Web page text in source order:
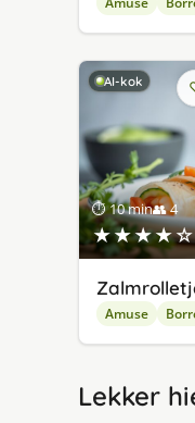
AI-kok
⏱ 10 min👥 4
★★★★☆
Amuse
Lekker